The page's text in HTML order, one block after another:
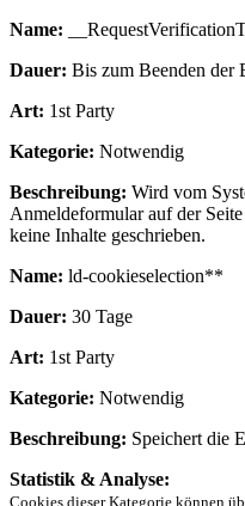
Name:
Dauer: Bis zum Beenden der
Art: 1st Party
Kategorie: Notwendig
Beschreibung: Wird vom
Anmeldeformular auf der
keine Inhalte geschrieben.
Name: ld-cookieselection**
Dauer: 30 Tage
Art: 1st Party
Kategorie: Notwendig
Beschreibung: Speichert die
Statistik & Analyse:
Cookies dieser Kategorie können